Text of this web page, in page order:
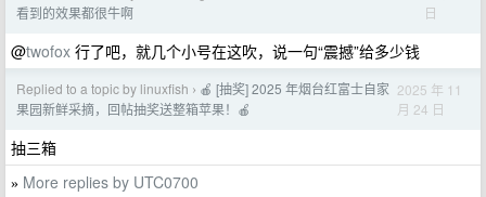
看到的效果都很牛啊
日
@twofox 行了吧，就几个小号在这吹，说一句“震撼”给多少钱
Replied to a topic by linuxfish › 🍎 [抽奖] 2025 年烟台红富士自家
果园新鲜采摘，回帖抽奖送整箱苹果！🍎
2025 年 11
月 24 日
抽三箱
» More replies by UTC0700